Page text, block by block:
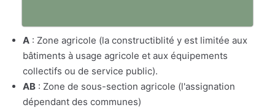
A : Zone agricole (la constructiblité y est limitée aux
bâtiments à usage agricole et aux équipements
collectifs ou de service public).
AB : Zone de sous-section agricole (l'assignation
dépendant des communes)